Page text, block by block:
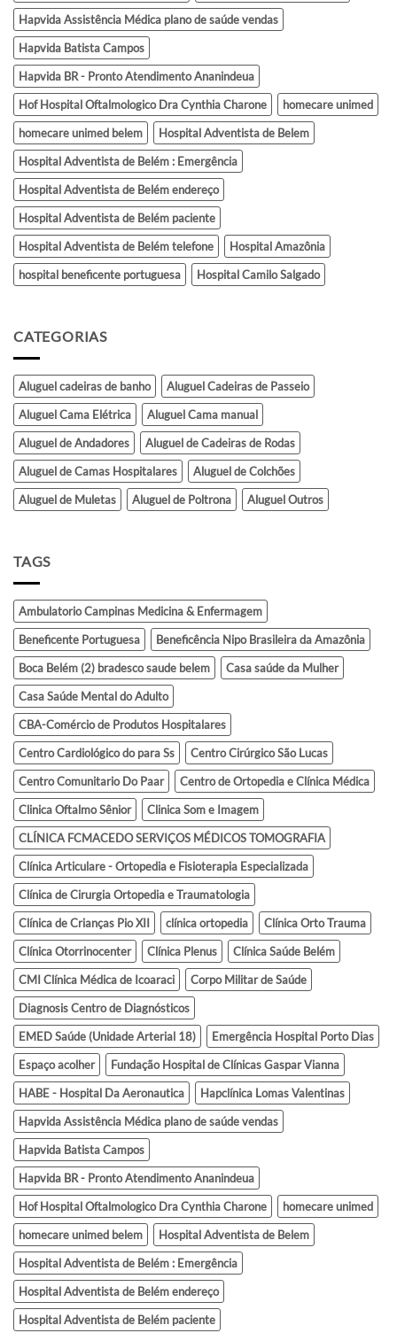
Hapvida Assistência Médica plano de saúde vendas
Hapvida Batista Campos
Hapvida BR - Pronto Atendimento Ananindeua
Hof Hospital Oftalmologico Dra Cynthia Charone
homecare unimed
homecare unimed belem
Hospital Adventista de Belem
Hospital Adventista de Belém : Emergência
Hospital Adventista de Belém endereço
Hospital Adventista de Belém paciente
Hospital Adventista de Belém telefone
Hospital Amazônia
hospital beneficente portuguesa
Hospital Camilo Salgado
CATEGORIAS
Aluguel cadeiras de banho
Aluguel Cadeiras de Passeio
Aluguel Cama Elétrica
Aluguel Cama manual
Aluguel de Andadores
Aluguel de Cadeiras de Rodas
Aluguel de Camas Hospitalares
Aluguel de Colchões
Aluguel de Muletas
Aluguel de Poltrona Aluguel Outros
TAGS
Ambulatorio Campinas Medicina & Enfermagem
Beneficente Portuguesa
Beneficência Nipo Brasileira da Amazônia
Boca Belém (2) bradesco saude belem
Casa saúde da Mulher
Casa Saúde Mental do Adulto
CBA-Comércio de Produtos Hospitalares
Centro Cardiológico do para Ss
Centro Cirúrgico São Lucas
Centro Comunitario Do Paar
Centro de Ortopedia e Clínica Médica
Clinica Oftalmo Sênior
Clinica Som e Imagem
CLÍNICA FCMACEDO SERVIÇOS MÉDICOS TOMOGRAFIA
Clínica Articulare - Ortopedia e Fisioterapia Especializada
Clínica de Cirurgia Ortopedia e Traumatologia
Clínica de Crianças Pio XII
clínica ortopedia
Clínica Orto Trauma
Clínica Otorrinocenter
Clínica Plenus
Clínica Saúde Belém
CMI Clínica Médica de Icoaraci
Corpo Militar de Saúde
Diagnosis Centro de Diagnósticos
EMED Saúde (Unidade Arterial 18)
Emergência Hospital Porto Dias
Espaço acolher
Fundação Hospital de Clínicas Gaspar Vianna
HABE - Hospital Da Aeronautica
Hapclínica Lomas Valentinas
Hapvida Assistência Médica plano de saúde vendas
Hapvida Batista Campos
Hapvida BR - Pronto Atendimento Ananindeua
Hof Hospital Oftalmologico Dra Cynthia Charone
homecare unimed
homecare unimed belem
Hospital Adventista de Belem
Hospital Adventista de Belém : Emergência
Hospital Adventista de Belém endereço
Hospital Adventista de Belém paciente